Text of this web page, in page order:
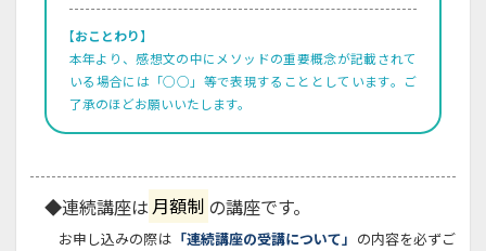
画面をクリックすると元に戻ります。×
【おことわり】
本年より、感想文の中にメソッドの重要概念が記載されて
いる場合には「○○」等で表現することとしています。ご
了承のほどお願いいたします。
◆連続講座は月額制 の講座です。
お申し込みの際は 「連続講座の受講について」 の内容を必ずご